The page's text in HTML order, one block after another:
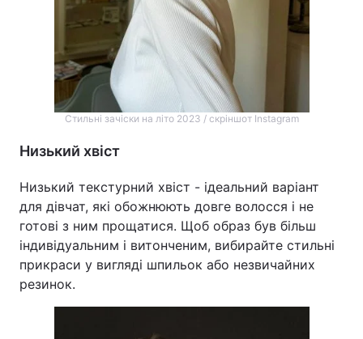
Стильні зачіски на літо 2023 / скріншот Instagram
Низький хвіст
Низький текстурний хвіст - ідеальний варіант
для дівчат, які обожнюють довге волосся і не
готові з ним прощатися. Щоб образ був більш
індивідуальним і витонченим, вибирайте стильні
прикраси у вигляді шпильок або незвичайних
резинок.